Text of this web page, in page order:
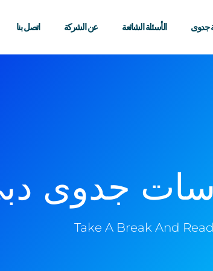
جدوى الأسئلة الشائعة عن الشركة اتصل بنا
جدوى
Take A Break And